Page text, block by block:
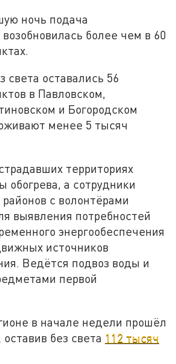
ночь подача
возобновилась более чем в 60
света оставались 56
в Павловском,
и Богородском
менее 5 тысяч
территориях
обогрева, а сотрудники
с волонтёрами
выявления потребностей
энергообеспечения
источников
Ведётся подвоз воды и
первой
в начале недели прошёл
без света 112 тысяч